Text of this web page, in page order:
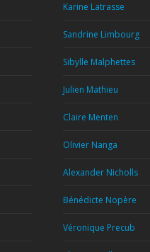
Karine Latrasse
Sandrine Limbourg
Sibylle Malphettes
Julien Mathieu
Claire Menten
Olivier Nanga
Alexander Nicholls
Bénédicte Nopère
Véronique Precub